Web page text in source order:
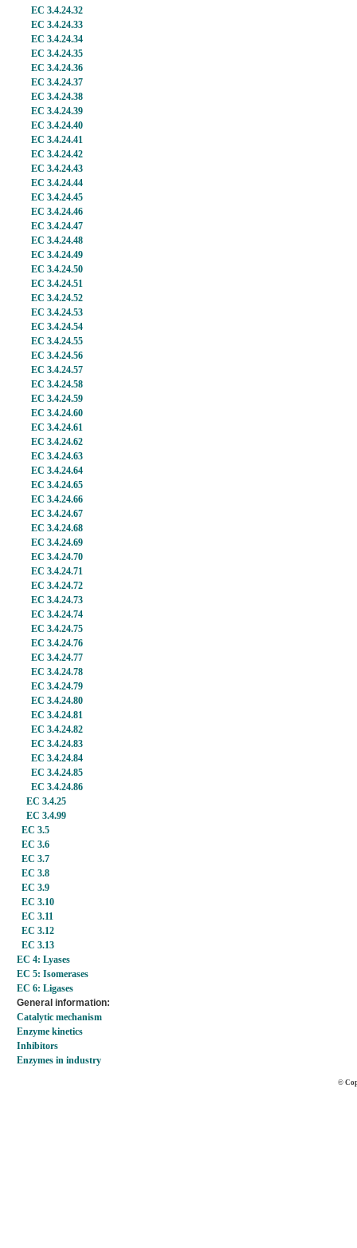
EC 3.4.24.32
EC 3.4.24.33
EC 3.4.24.34
EC 3.4.24.35
EC 3.4.24.36
EC 3.4.24.37
EC 3.4.24.38
EC 3.4.24.39
EC 3.4.24.40
EC 3.4.24.41
EC 3.4.24.42
EC 3.4.24.43
EC 3.4.24.44
EC 3.4.24.45
EC 3.4.24.46
EC 3.4.24.47
EC 3.4.24.48
EC 3.4.24.49
EC 3.4.24.50
EC 3.4.24.51
EC 3.4.24.52
EC 3.4.24.53
EC 3.4.24.54
EC 3.4.24.55
EC 3.4.24.56
EC 3.4.24.57
EC 3.4.24.58
EC 3.4.24.59
EC 3.4.24.60
EC 3.4.24.61
EC 3.4.24.62
EC 3.4.24.63
EC 3.4.24.64
EC 3.4.24.65
EC 3.4.24.66
EC 3.4.24.67
EC 3.4.24.68
EC 3.4.24.69
EC 3.4.24.70
EC 3.4.24.71
EC 3.4.24.72
EC 3.4.24.73
EC 3.4.24.74
EC 3.4.24.75
EC 3.4.24.76
EC 3.4.24.77
EC 3.4.24.78
EC 3.4.24.79
EC 3.4.24.80
EC 3.4.24.81
EC 3.4.24.82
EC 3.4.24.83
EC 3.4.24.84
EC 3.4.24.85
EC 3.4.24.86
EC 3.4.25
EC 3.4.99
EC 3.5
EC 3.6
EC 3.7
EC 3.8
EC 3.9
EC 3.10
EC 3.11
EC 3.12
EC 3.13
EC 4: Lyases
EC 5: Isomerases
EC 6: Ligases
General information:
Catalytic mechanism
Enzyme kinetics
Inhibitors
Enzymes in industry
©